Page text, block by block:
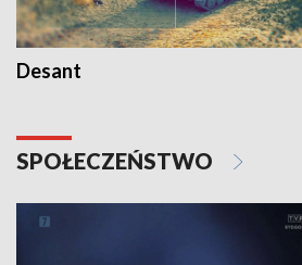
Desant
SPOŁECZEŃSTWO